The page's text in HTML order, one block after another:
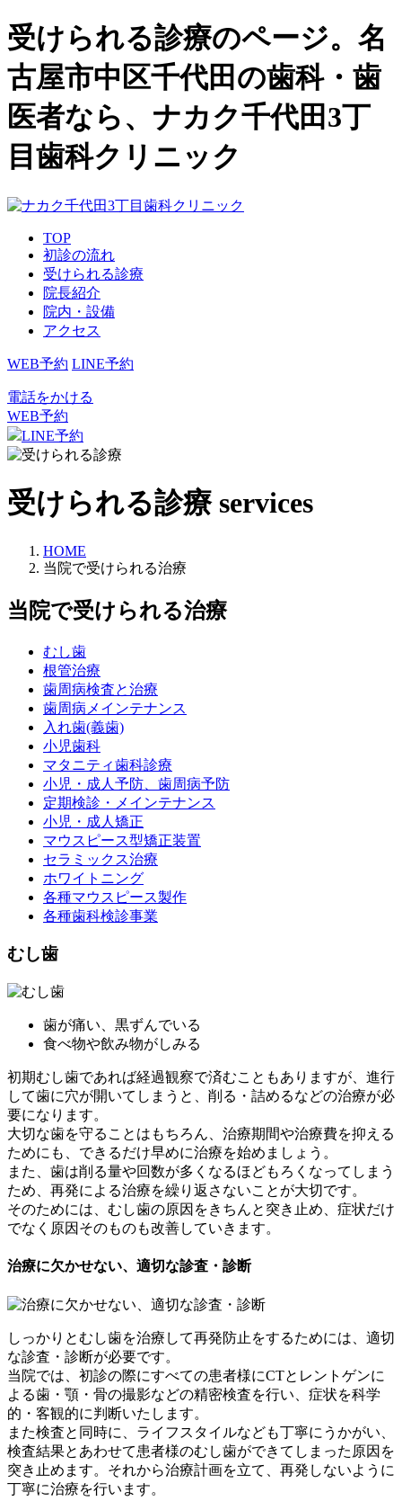
受けられる診療のページ。名
古屋市中区千代田の歯科・歯
医者なら、ナカク千代田3丁
目歯科クリニック
TOP
初診の流れ
受けられる診療
院長紹介
院内・設備
アクセス
WEB予約 LINE予約
電話をかける
WEB予約
LINE予約
受けられる診療 services
HOME
当院で受けられる治療
当院で受けられる治療
むし歯
根管治療
歯周病検査と治療
歯周病メインテナンス
入れ歯(義歯)
小児歯科
マタニティ歯科診療
小児・成人予防、歯周病予防
定期検診・メインテナンス
小児・成人矯正
マウスピース型矯正装置
セラミックス治療
ホワイトニング
各種マウスピース製作
各種歯科検診事業
むし歯
歯が痛い、黒ずんでいる
食べ物や飲み物がしみる
初期むし歯であれば経過観察で済むこともありますが、進行
して歯に穴が開いてしまうと、削る・詰めるなどの治療が必
要になります。
大切な歯を守ることはもちろん、治療期間や治療費を抑える
ためにも、できるだけ早めに治療を始めましょう。
また、歯は削る量や回数が多くなるほどもろくなってしまう
ため、再発による治療を繰り返さないことが大切です。
そのためには、むし歯の原因をきちんと突き止め、症状だけ
でなく原因そのものも改善していきます。
治療に欠かせない、適切な診査・診断
しっかりとむし歯を治療して再発防止をするためには、適切
な診査・診断が必要です。
当院では、初診の際にすべての患者様にCTとレントゲンに
よる歯・顎・骨の撮影などの精密検査を行い、症状を科学
的・客観的に判断いたします。
また検査と同時に、ライフスタイルなども丁寧にうかがい、
検査結果とあわせて患者様のむし歯ができてしまった原因を
突き止めます。それから治療計画を立て、再発しないように
丁寧に治療を行います。